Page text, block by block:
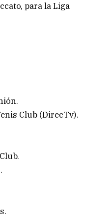
para la Liga
Club (DirecTv).